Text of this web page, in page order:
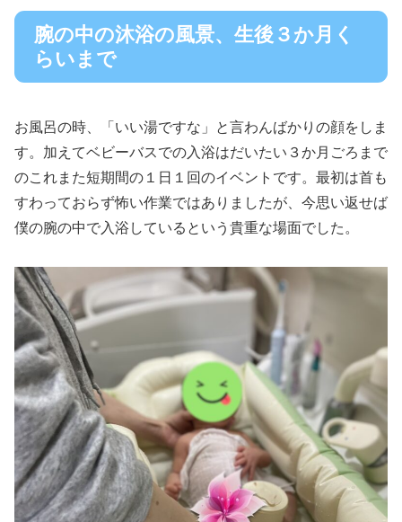
腕の中の沐浴の風景、生後３か月く
らいまで
お風呂の時、「いい湯ですな」と言わんばかりの顔をしま
す。加えてベビーバスでの入浴はだいたい３か月ごろまで
のこれまた短期間の１日１回のイベントです。最初は首も
すわっておらず怖い作業ではありましたが、今思い返せば
僕の腕の中で入浴しているという貴重な場面でした。